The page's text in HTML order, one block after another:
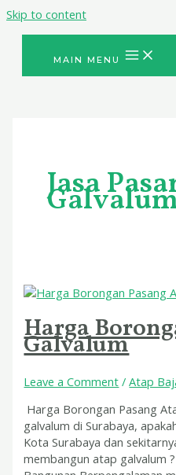
Skip to content
MAIN MENU
Jasa
Harga
Galvalum
Leave a Comment /Atap
Harga Borongan Pasang
galvalum di Surabaya,
Kota Surabaya dan
membangun atap galvalum